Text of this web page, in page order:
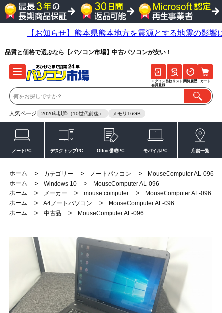
品質と価格で選ぶなら【パソコン市場】中古パソコンが安い！
人気ページ 2020年以降（10世代前後） メモリ16GB
ログイン
会員登録
比較リスト 閲覧履歴 カート
ノートPC デスクトップPC Office搭載PC モバイルPC 店舗一覧
ホーム > カテゴリー > ノートパソコン >
MouseComputer AL-096
ホーム
> Windows 10 >
MouseComputer AL-096
ホーム
> メーカー > mouse computer >
MouseComputer AL-096
ホーム
> A4ノートパソコン >
MouseComputer AL-096
ホーム
> 中古品 > MouseComputer AL-096